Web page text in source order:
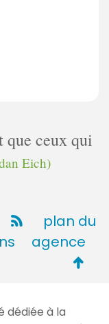
que ceux qui
Eich)
plan du
agence
dédiée à la